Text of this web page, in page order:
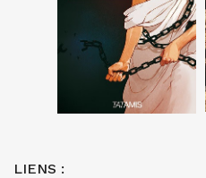
LIENS :